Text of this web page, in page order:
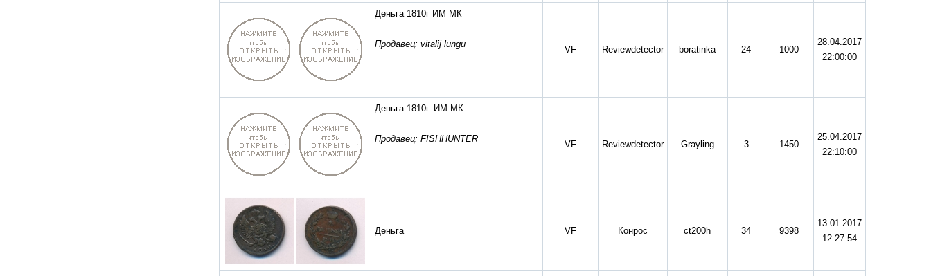
Деньга 1810г ИМ МК
Продавец: vitalij lungu
VF Reviewdetector boratinka 24 1000
28.04.2017
22:00:00
Деньга 1810г. ИМ МК.
Продавец: FISHHUNTER
VF Reviewdetector Grayling 3 1450
25.04.2017
22:10:00
Деньга VF Конрос ct200h 34 9398
13.01.2017
12:27:54